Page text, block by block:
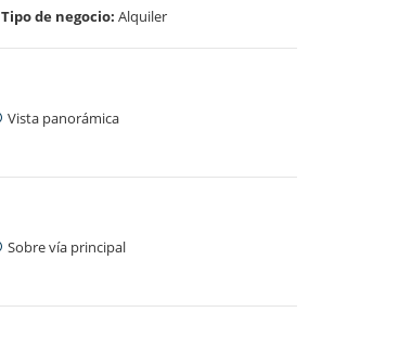
Tipo de negocio: Alquiler
Vista panorámica
Sobre vía principal